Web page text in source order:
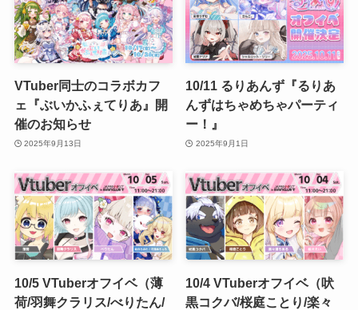
VTuber同士のコラボカフ
ェ『ぶいかふぇてりあ』開
催のお知らせ
2025年9月13日
10/11 るりあんず『るりあ
んずはちゃめちゃパーティ
ー！』
2025年9月1日
10/5 VTuberオフイベ（薄
荷/羽舞クラリス/べりたん/
10/4 VTuberオフイベ（吠
黒コクバ/桜庭ことり/楽々